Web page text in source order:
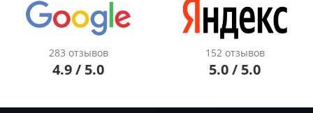
283 отзывов
4.9 / 5.0
152 отзывов
5.0 / 5.0